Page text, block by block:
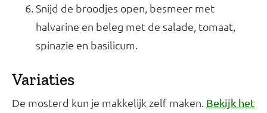
Snijd de broodjes open, besmeer met
halvarine en beleg met de salade, tomaat,
spinazie en basilicum.
Variaties
De mosterd kun je makkelijk zelf maken. Bekijk het